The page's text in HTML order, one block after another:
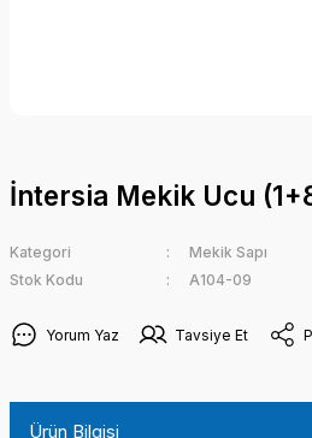
İntersia Mekik Ucu
Kategori
Mekik Sapı
Stok Kodu
A104-09
Yorum Yaz Tavsiye Et
Ürün Bilgisi